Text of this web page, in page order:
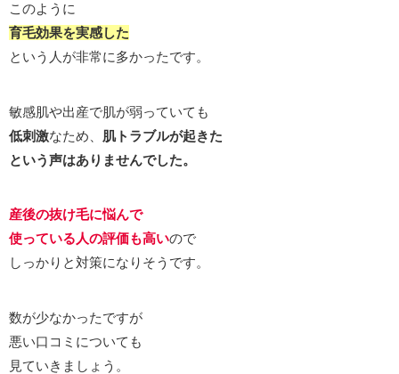
このように
育毛効果を実感した
という人が非常に多かったです。
敏感肌や出産で肌が弱っていても
低刺激なため、 肌トラブルが起きた
という声はありませんでした。
産後の抜け毛に悩んで
使っている人の評価も高いので
しっかりと対策になりそうです。
数が少なかったですが
悪い口コミについても
見ていきましょう。